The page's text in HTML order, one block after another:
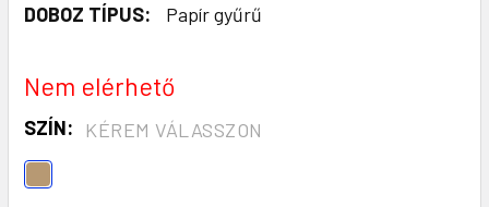
DOBOZ TÍPUS:
Papír gyűrű
Nem elérhető
SZÍN: KÉREM VÁLASSZON